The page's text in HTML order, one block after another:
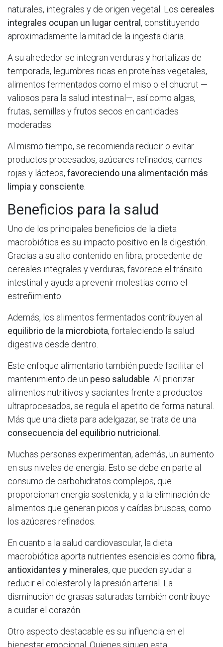
naturales, integrales y de origen vegetal. Los cereales
integrales ocupan un lugar central, constituyendo
aproximadamente la mitad de la ingesta diaria.
A su alrededor se integran verduras y hortalizas de
temporada, legumbres ricas en proteínas vegetales,
alimentos fermentados como el miso o el chucrut —
valiosos para la salud intestinal—, así como algas,
frutas, semillas y frutos secos en cantidades
moderadas.
Al mismo tiempo, se recomienda reducir o evitar
productos procesados, azúcares refinados, carnes
rojas y lácteos, favoreciendo una alimentación más
limpia y consciente
Beneficios para la salud
Uno de los principales beneficios de la dieta
macrobiótica es su impacto positivo en la digestión.
Gracias a su alto contenido en fibra, procedente de
cereales integrales y verduras, favorece el tránsito
intestinal y ayuda a prevenir molestias como el
estreñimiento.
Además, los alimentos fermentados contribuyen al
equilibrio de la microbiota, fortaleciendo la salud
digestiva desde dentro.
Este enfoque alimentario también puede facilitar el
mantenimiento de un peso saludable . Al priorizar
alimentos nutritivos y saciantes frente a productos
ultraprocesados, se regula el apetito de forma natural.
Más que una dieta para adelgazar, se trata de una
consecuencia del equilibrio nutricional
Muchas personas experimentan, además, un aumento
en sus niveles de energía. Esto se debe en parte al
consumo de carbohidratos complejos, que
proporcionan energía sostenida, y a la eliminación de
alimentos que generan picos y caídas bruscas, como
los azúcares refinados.
En cuanto a la salud cardiovascular, la dieta
macrobiótica aporta nutrientes esenciales como fibra,
antioxidantes y minerales, que pueden ayudar a
reducir el colesterol y la presión arterial. La
disminución de grasas saturadas también contribuye
a cuidar el corazón.
Otro aspecto destacable es su influencia en el
bienestar emocional. Quienes siguen esta